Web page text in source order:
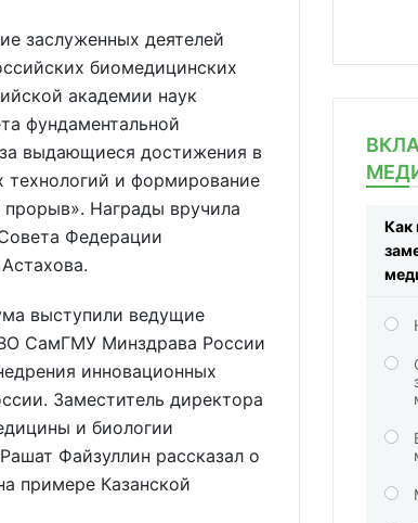
заслуженных деятелей
биомедицинских
академии наук
фундаментальной
выдающиеся достижения в
технологий и формирование
Награды вручила
Федерации
выступили ведущие
СамГМУ Минздрава России
инновационных
Заместитель директора
и биологии
Файзуллин рассказал о
примере Казанской
Как